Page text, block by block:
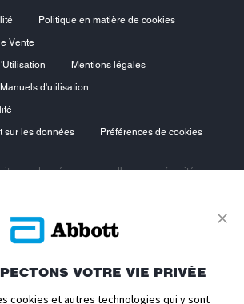
Politique en matière de cookies
Vente
Mentions légales
Manuels d'utilisation
sur les données
Préférences de cookies
vos données personnelles en conformité avec
ainsi d’un droit d’accès, d’opposition, de
des données vous concernant. Vous
www.fr.abbott/eudpoform.html .
VOTRE VIE PRIVÉE
cookies et autres technologies qui y sont